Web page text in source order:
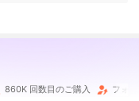
た
860K 回数目のご購入 フォ